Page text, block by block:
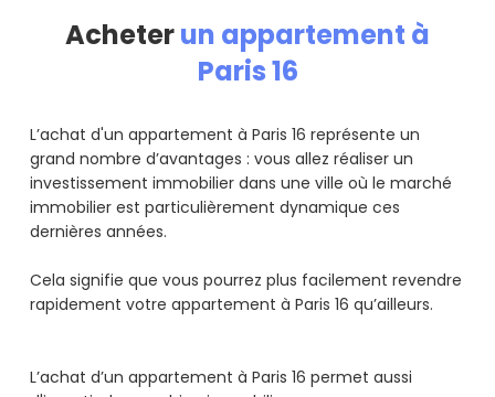
Acheterun appartement à
Paris 16
L’achat d'un appartement à Paris 16 représente un
grand nombre d’avantages : vous allez réaliser un
investissement immobilier dans une ville où le marché
immobilier est particulièrement dynamique ces
dernières années.
Cela signifie que vous pourrez plus facilement revendre
rapidement votre appartement à Paris 16 qu’ailleurs.
L’achat d’un appartement à Paris 16 permet aussi